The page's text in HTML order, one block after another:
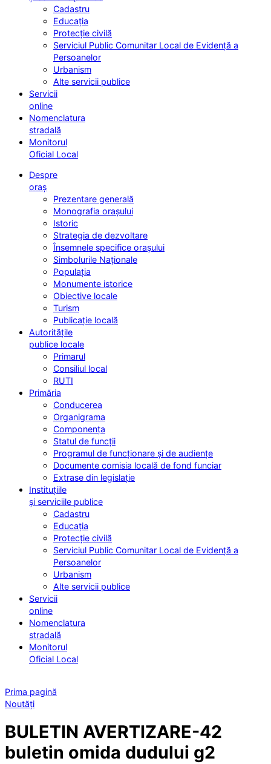
Cadastru
Educația
Protecție civilă
Serviciul Public Comunitar Local de Evidență a
Persoanelor
Urbanism
Alte servicii publice
Servicii
online
Nomenclatura
stradală
Monitorul
Oficial Local
Despre
oraș
Prezentare generală
Monografia orașului
Istoric
Strategia de dezvoltare
Însemnele specifice orașului
Simbolurile Naționale
Populația
Monumente istorice
Obiective locale
Turism
Publicație locală
Autoritățile
publice locale
Primarul
Consiliul local
RUTI
Primăria
Conducerea
Organigrama
Componența
Statul de funcții
Programul de funcționare și de audiențe
Documente comisia locală de fond funciar
Extrase din legislație
Instituțiile
și serviciile publice
Cadastru
Educația
Protecție civilă
Serviciul Public Comunitar Local de Evidență a
Persoanelor
Urbanism
Alte servicii publice
Servicii
online
Nomenclatura
stradală
Monitorul
Oficial Local
Prima pagină
Noutăți
BULETIN AVERTIZARE-42
buletin omida dudului g2